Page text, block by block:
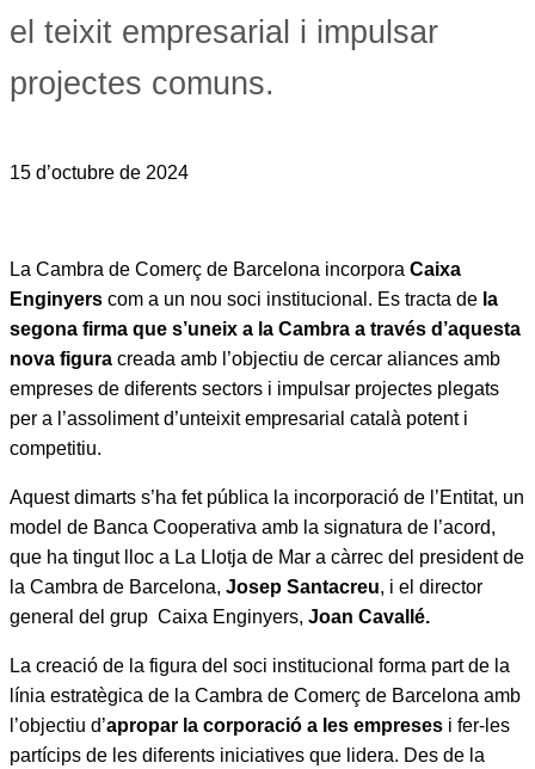
el teixit empresarial i impulsar
projectes comuns.
15 d’octubre de 2024
La Cambra de Comerç de Barcelona incorpora Caixa
Enginyers com a un nou soci institucional. Es tracta de la
segona firma que s’uneix a la Cambra a través d’aquesta
nova figura creada amb l’objectiu de cercar aliances amb
empreses de diferents sectors i impulsar projectes plegats
per a l’assoliment d’unteixit empresarial català potent i
competitiu.
Aquest dimarts s’ha fet pública la incorporació de l’Entitat, un
model de Banca Cooperativa amb la signatura de l’acord,
que ha tingut lloc a La Llotja de Mar a càrrec del president de
la Cambra de Barcelona, Josep Santacreu, i el director
general del grup Caixa Enginyers, Joan Cavallé.
La creació de la figura del soci institucional forma part de la
línia estratègica de la Cambra de Comerç de Barcelona amb
l’objectiu d’apropar la corporació a les empreses i fer-les
partícips de les diferents iniciatives que lidera. Des de la